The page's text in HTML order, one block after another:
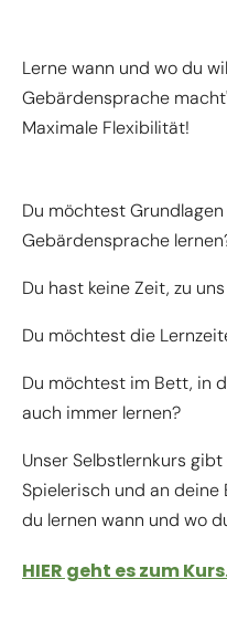
Lerne wann und wo du
Gebärdensprache
Maximale Flexibilität!
Du möchtest
Gebärdensprache
Du hast keine Zeit, zu
Du möchtest die
Du möchtest im Bett, in
auch immer lernen?
Unser Selbstlernkurs
Spielerisch und an
du lernen wann und wo
HIER geht es zum